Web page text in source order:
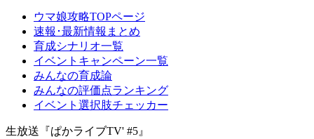
ウマ娘攻略TOPページ
速報･最新情報まとめ
育成シナリオ一覧
イベントキャンペーン一覧
みんなの育成論
みんなの評価点ランキング
イベント選択肢チェッカー
生放送『ぱかライブTV' #5』